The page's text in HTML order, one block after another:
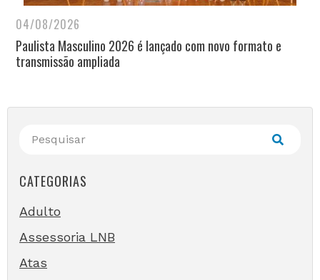
04/08/2026
Paulista Masculino 2026 é lançado com novo formato e
transmissão ampliada
CATEGORIAS
Adulto
Assessoria LNB
Atas